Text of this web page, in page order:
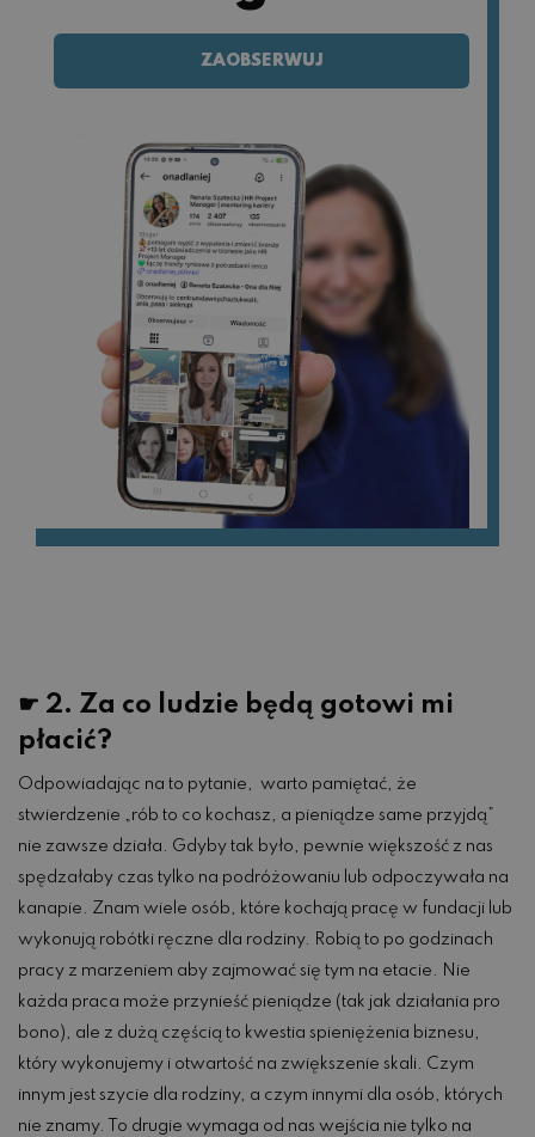
ZAOBSERWUJ
☛ 2. Za co ludzie będą gotowi mi
płacić?
Odpowiadając na to pytanie, warto pamiętać, że
stwierdzenie „rób to co kochasz, a pieniądze same przyjdą”
nie zawsze działa. Gdyby tak było, pewnie większość z nas
spędzałaby czas tylko na podróżowaniu lub odpoczywała na
kanapie. Znam wiele osób, które kochają pracę w fundacji lub
wykonują robótki ręczne dla rodziny. Robią to po godzinach
pracy z marzeniem aby zajmować się tym na etacie. Nie
każda praca może przynieść pieniądze (tak jak działania pro
bono), ale z dużą częścią to kwestia spieniężenia biznesu,
który wykonujemy i otwartość na zwiększenie skali. Czym
innym jest szycie dla rodziny, a czym innymi dla osób, których
nie znamy. To drugie wymaga od nas wejścia nie tylko na